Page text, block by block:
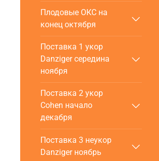
Плодовые ОКС на
конец октября
Поставка 1 укор
Danziger cередина
ноября
Поставка 2 укор
Cohen начало
декабря
Поставка 3 неукор
Danziger ноябрь